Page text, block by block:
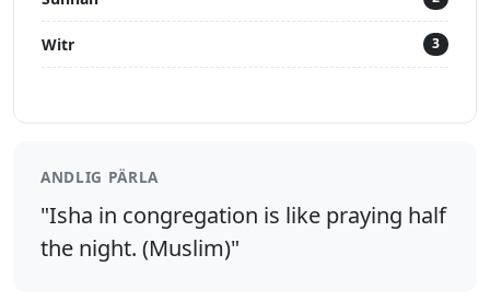
Witr 3
ANDLIG PÄRLA
"Isha in congregation is like praying half
the night. (Muslim)"